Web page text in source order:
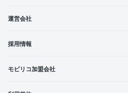
運営会社
採用情報
モビリコ加盟会社